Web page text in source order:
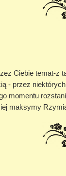
Ciebie temat-
- przez
momentu
maksymy